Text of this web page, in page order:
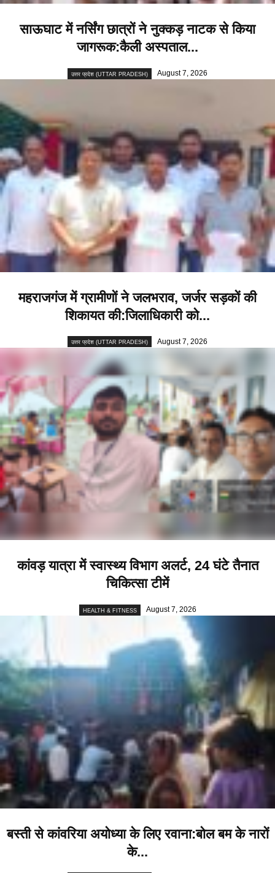
साऊघाट में नर्सिंग छात्रों ने नुक्कड़ नाटक से किया
जागरूक:कैली अस्पताल...
उत्तर प्रदेश (UTTAR PRADESH) August 7, 2026
महराजगंज में ग्रामीणों ने जलभराव, जर्जर सड़कों की
शिकायत की:जिलाधिकारी को...
उत्तर प्रदेश (UTTAR PRADESH) August 7, 2026
कांवड़ यात्रा में स्वास्थ्य विभाग अलर्ट, 24 घंटे तैनात
चिकित्सा टीमें
HEALTH & FITNESS August 7, 2026
बस्ती से कांवरिया अयोध्या के लिए रवाना:बोल बम के नारों
के...